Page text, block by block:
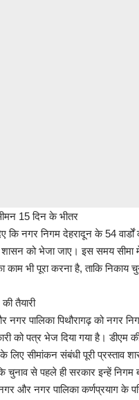
15 दिन के भीतर
कि नगर निगम देहरादून के 54 वार्डों
को भेजा जाए। इस समय सीमा
काम भी पूरा करना है, ताकि निकाय
तैयारी
नगर पालिका पिथौरागढ़ को नगर
को पत्र भेज दिया गया है। डीएम
लिए सीमांकन संबंधी पूरी प्रस्ताव
चुनाव से पहले ही सरकार इन्हें निगम
और नगर पालिका कर्णप्रयाग के